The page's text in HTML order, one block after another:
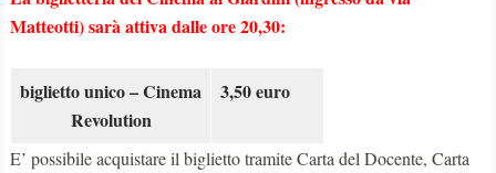
Matteotti) sarà attiva dalle ore 20,30:
biglietto unico – Cinema
Revolution
3,50 euro
E’ possibile acquistare il biglietto tramite Carta del Docente, Carta